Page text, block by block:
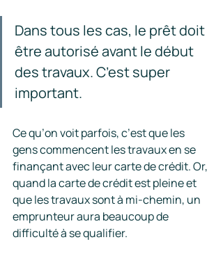
Dans tous les cas, le prêt doit
être autorisé avant le début
des travaux. C’est super
important.
Ce qu’on voit parfois, c’est que les
gens commencent les travaux en se
finançant avec leur carte de crédit. Or,
quand la carte de crédit est pleine et
que les travaux sont à mi-chemin, un
emprunteur aura beaucoup de
difficulté à se qualifier.